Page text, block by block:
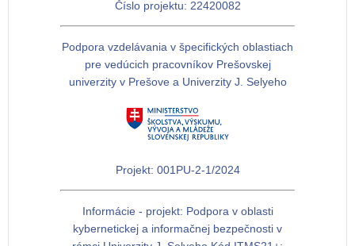
Číslo projektu: 22420082
Podpora vzdelávania v špecifických oblastiach
pre vedúcich pracovníkov Prešovskej
univerzity v Prešove a Univerzity J. Selyeho
Projekt: 001PU-2-1/2024
Informácie - projekt: Podpora v oblasti
kybernetickej a informačnej bezpečnosti v